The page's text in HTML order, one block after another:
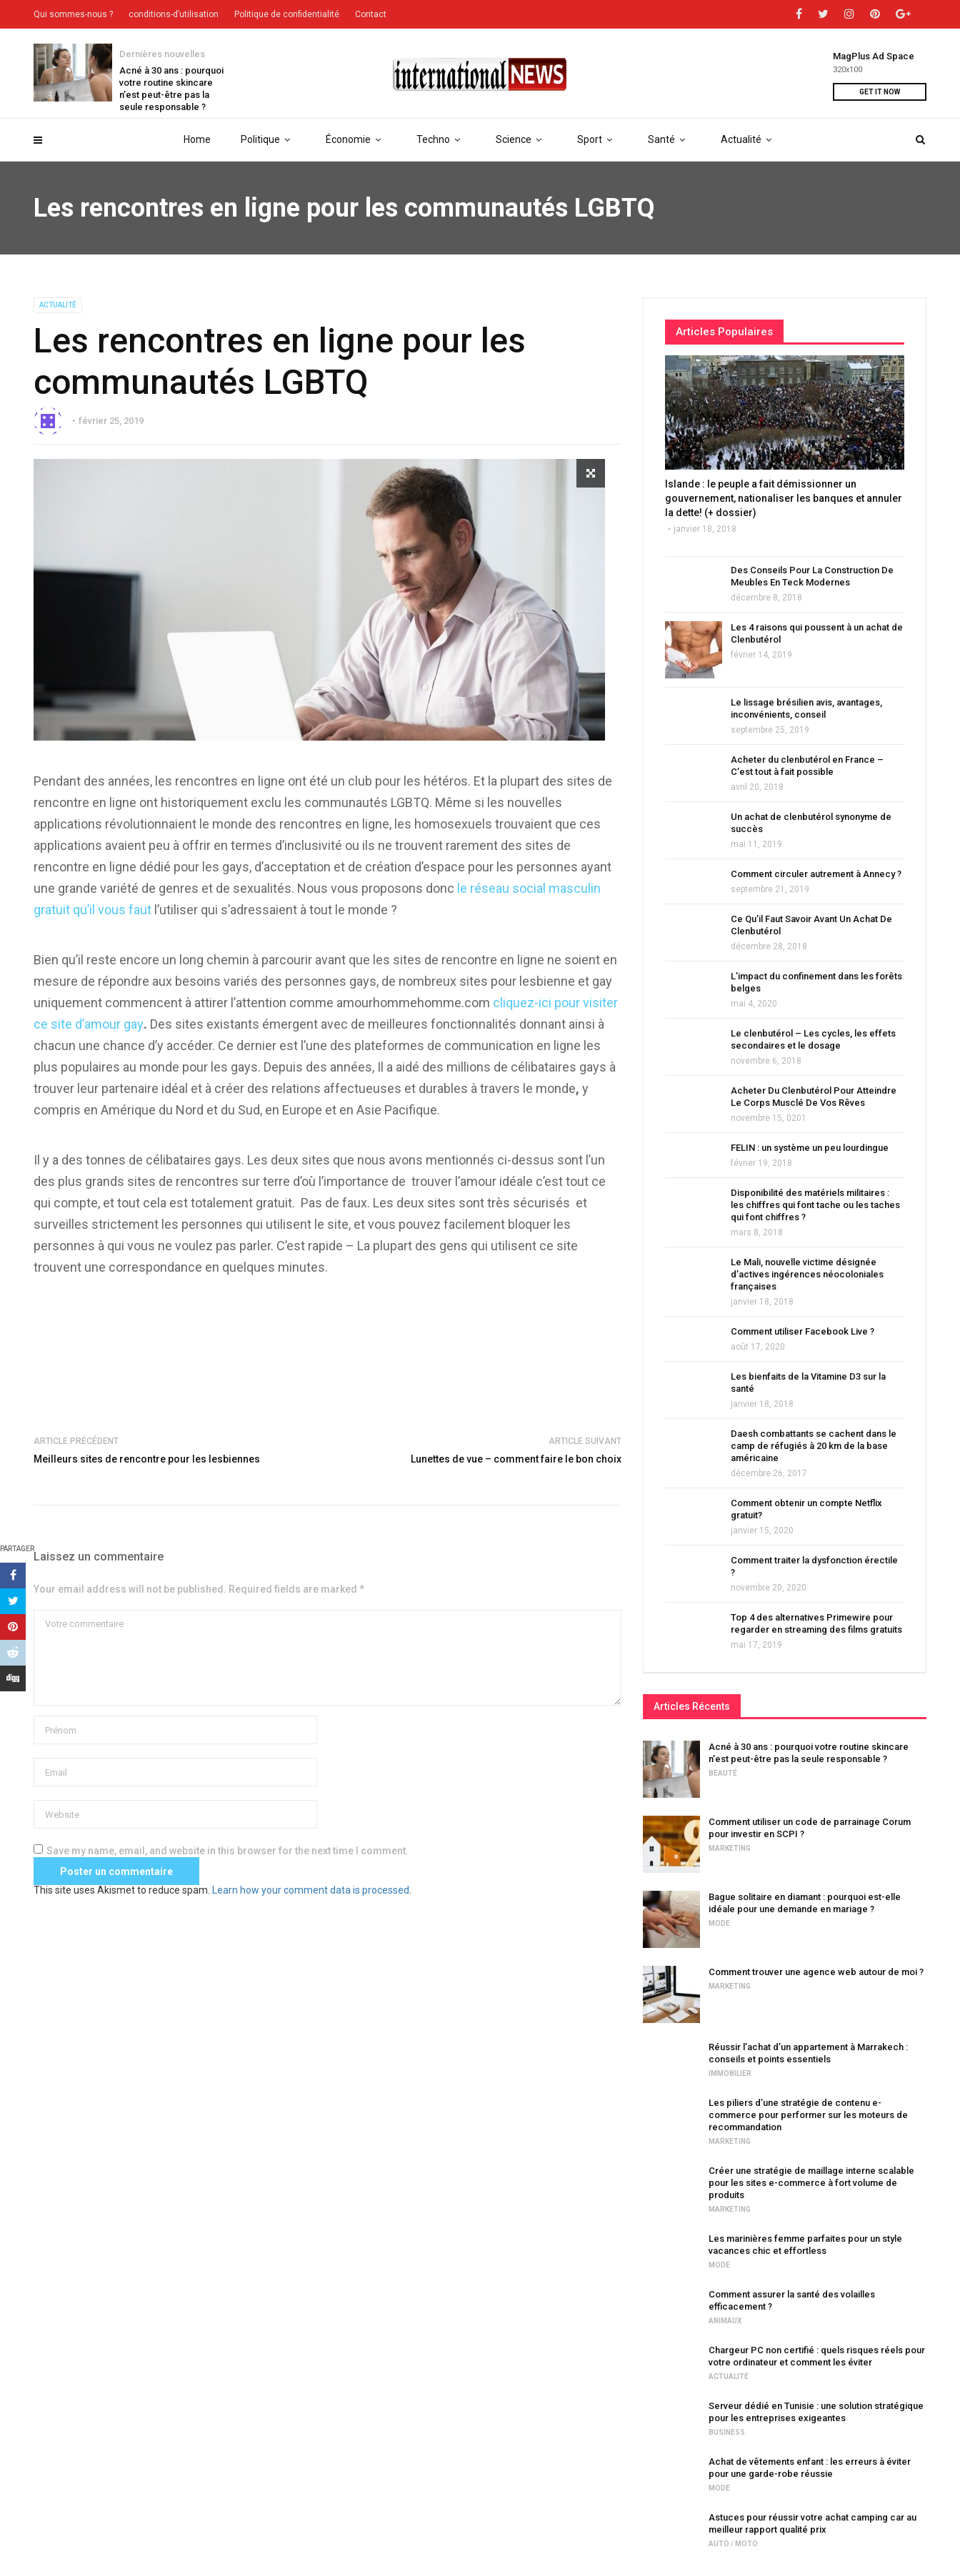
Home Politique Économie Techno Science Sport Santé Actualité
MagPlus Ad Space
320x100
GET IT NOW
Dernières nouvelles
Acné à 30 ans : pourquoi
votre routine skincare
n’est peut-être pas la
seule responsable ?
Qui sommes-nous ? conditions-d’utilisation Politique de confidentialité Contact
Les rencontres en ligne pour les communautés LGBTQ
ACTUALITÉ
Les rencontres en ligne pour les
communautés LGBTQ
février 25, 2019
PARTAGER
Pendant des années, les rencontres en ligne ont été un club pour les hétéros. Et la plupart des sites de
rencontre en ligne ont historiquement exclu les communautés LGBTQ. Même si les nouvelles
applications révolutionnaient le monde des rencontres en ligne, les homosexuels trouvaient que ces
applications avaient peu à offrir en termes d’inclusivité ou ils ne trouvent rarement des sites de
rencontre en ligne dédié pour les gays, d’acceptation et de création d’espace pour les personnes ayant
une grande variété de genres et de sexualités. Nous vous proposons donc le réseau social masculin
gratuit qu’il vous faut l’utiliser qui s’adressaient à tout le monde ?
Bien qu’il reste encore un long chemin à parcourir avant que les sites de rencontre en ligne ne soient en
mesure de répondre aux besoins variés des personnes gays, de nombreux sites pour lesbienne et gay
uniquement commencent à attirer l’attention comme amourhommehomme.com cliquez-ici pour visiter
ce site d’amour gay. Des sites existants émergent avec de meilleures fonctionnalités donnant ainsi à
chacun une chance d’y accéder. Ce dernier est l’une des plateformes de communication en ligne les
plus populaires au monde pour les gays. Depuis des années, Il a aidé des millions de célibataires gays à
trouver leur partenaire idéal et à créer des relations affectueuses et durables à travers le monde, y
compris en Amérique du Nord et du Sud, en Europe et en Asie Pacifique.
Il y a des tonnes de célibataires gays. Les deux sites que nous avons mentionnés ci-dessus sont l’un
des plus grands sites de rencontres sur terre d’où l’importance de trouver l’amour idéale c’est tout ce
qui compte, et tout cela est totalement gratuit. Pas de faux. Les deux sites sont très sécurisés et
surveilles strictement les personnes qui utilisent le site, et vous pouvez facilement bloquer les
personnes à qui vous ne voulez pas parler. C’est rapide – La plupart des gens qui utilisent ce site
trouvent une correspondance en quelques minutes.
ARTICLE PRÉCÉDENT
Meilleurs sites de rencontre pour les lesbiennes
ARTICLE SUIVANT
Lunettes de vue – comment faire le bon choix
Laissez un commentaire
Your email address will not be published. Required fields are marked *
Save my name, email, and website in this browser for the next time I comment.
This site uses Akismet to reduce spam. Learn how your comment data is processed
Articles Populaires
Islande : le peuple a fait démissionner un
gouvernement, nationaliser les banques et annuler
la dette! (+ dossier)
janvier 18, 2018
Des Conseils Pour La Construction De
Meubles En Teck Modernes
décembre 8, 2018
Les 4 raisons qui poussent à un achat de
Clenbutérol
février 14, 2019
Le lissage brésilien avis, avantages,
inconvénients, conseil
septembre 25, 2019
Acheter du clenbutérol en France –
C’est tout à fait possible
avril 20, 2018
Un achat de clenbutérol synonyme de
succès
mai 11, 2019
Comment circuler autrement à Annecy ?
septembre 21, 2019
Ce Qu’il Faut Savoir Avant Un Achat De
Clenbutérol
décembre 28, 2018
L’impact du confinement dans les forêts
belges
mai 4, 2020
Le clenbutérol – Les cycles, les effets
secondaires et le dosage
novembre 6, 2018
Acheter Du Clenbutérol Pour Atteindre
Le Corps Musclé De Vos Rêves
novembre 15, 0201
FELIN : un système un peu lourdingue
février 19, 2018
Disponibilité des matériels militaires :
les chiffres qui font tache ou les taches
qui font chiffres ?
mars 8, 2018
Le Mali, nouvelle victime désignée
d’actives ingérences néocoloniales
françaises
janvier 18, 2018
Comment utiliser Facebook Live ?
août 17, 2020
Les bienfaits de la Vitamine D3 sur la
santé
janvier 18, 2018
Daesh combattants se cachent dans le
camp de réfugiés à 20 km de la base
américaine
décembre 26, 2017
Comment obtenir un compte Netflix
gratuit?
janvier 15, 2020
Comment traiter la dysfonction érectile
?
novembre 20, 2020
Top 4 des alternatives Primewire pour
regarder en streaming des films gratuits
mai 17, 2019
Articles Récents
Acné à 30 ans : pourquoi votre routine skincare
n’est peut-être pas la seule responsable ?
BEAUTÉ
Comment utiliser un code de parrainage Corum
pour investir en SCPI ?
MARKETING
Bague solitaire en diamant : pourquoi est-elle
idéale pour une demande en mariage ?
MODE
Comment trouver une agence web autour de moi ?
MARKETING
Réussir l’achat d’un appartement à Marrakech :
conseils et points essentiels
IMMOBILIER
Les piliers d’une stratégie de contenu e-
commerce pour performer sur les moteurs de
recommandation
MARKETING
Créer une stratégie de maillage interne scalable
pour les sites e-commerce à fort volume de
produits
MARKETING
Les marinières femme parfaites pour un style
vacances chic et effortless
MODE
Comment assurer la santé des volailles
efficacement ?
ANIMAUX
Chargeur PC non certifié : quels risques réels pour
votre ordinateur et comment les éviter
ACTUALITÉ
Serveur dédié en Tunisie : une solution stratégique
pour les entreprises exigeantes
BUSINESS
Achat de vêtements enfant : les erreurs à éviter
pour une garde-robe réussie
MODE
Astuces pour réussir votre achat camping car au
meilleur rapport qualité prix
AUTO / MOTO